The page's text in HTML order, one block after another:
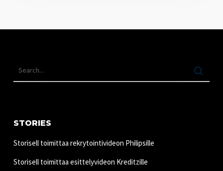
STORIES
Storisell toimittaa rekrytointivideon Philipsille
Storisell toimittaa esittelyvideon Kreditzille